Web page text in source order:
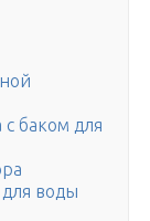
баком для
воды